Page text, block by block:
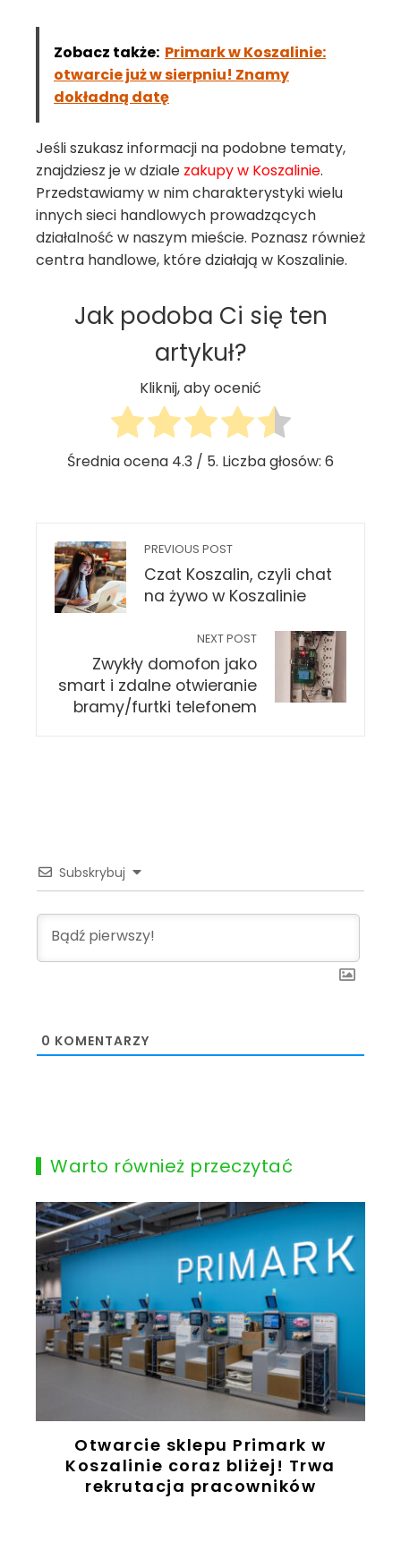
Zobacz także: Primark w Koszalinie:
otwarcie już w sierpniu! Znamy
dokładną datę
Jeśli szukasz informacji na podobne tematy,
znajdziesz je w dziale zakupy w Koszalinie.
Przedstawiamy w nim charakterystyki wielu
innych sieci handlowych prowadzących
działalność w naszym mieście. Poznasz również
centra handlowe, które działają w Koszalinie.
Jak podoba Ci się ten
artykuł?
Kliknij, aby ocenić
Średnia ocena 4.3 / 5. Liczba głosów: 6
PREVIOUS POST
Czat Koszalin, czyli chat
na żywo w Koszalinie
NEXT POST
Zwykły domofon jako
smart i zdalne otwieranie
bramy/furtki telefonem
Subskrybuj
0 KOMENTARZY
Warto również przeczytać
Otwarcie sklepu Primark w
Koszalinie coraz bliżej! Trwa
rekrutacja pracowników